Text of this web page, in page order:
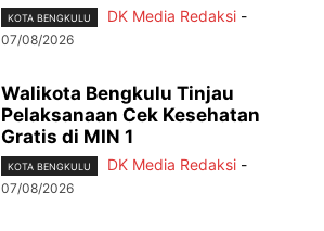
KOTA BENGKULU DK Media Redaksi -
07/08/2026
Walikota Bengkulu Tinjau
Pelaksanaan Cek Kesehatan
Gratis di MIN 1
KOTA BENGKULU DK Media Redaksi -
07/08/2026